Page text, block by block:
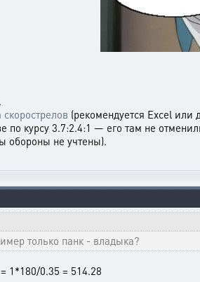
.
(рекомендуется Excel или
по курсу 3.7:2.4:1 — его там не
обороны не учтены).
только панк - владыка?
1*180/0.35 = 514.28